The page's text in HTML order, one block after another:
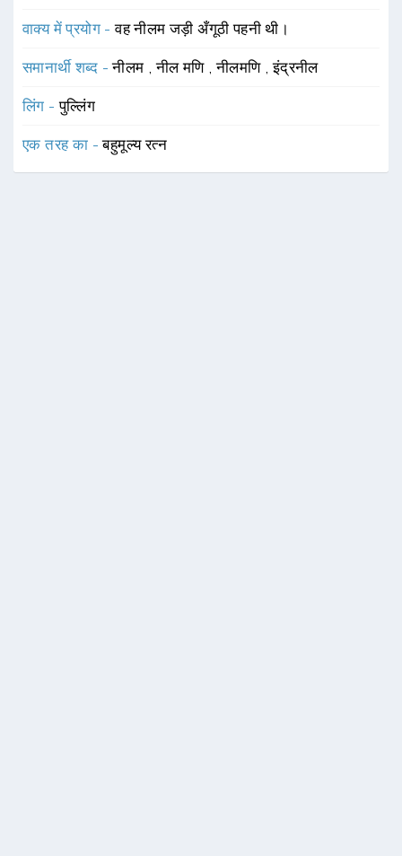
वाक्य में प्रयोग -वह नीलम जड़ी अँगूठी पहनी थी।
समानार्थी शब्द -नीलम ,नील मणि ,नीलमणि ,इंद्रनील
लिंग -पुल्लिंग
एक तरह का -बहुमूल्य रत्न